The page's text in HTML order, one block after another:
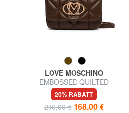
LOVE MOSCHINO
EMBOSSED QUILTED
Schultertasche mit
Schultergurt
20% RABATT
210,00 € 168,00 €